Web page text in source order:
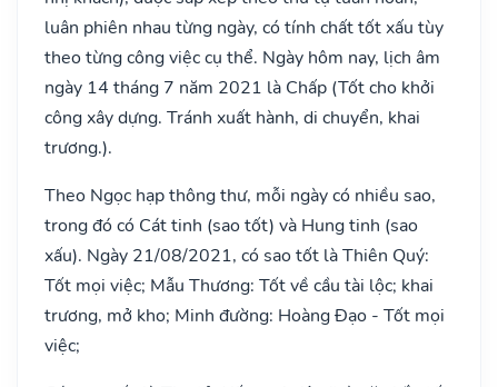
luân phiên nhau từng ngày, có tính chất tốt xấu tùy
theo từng công việc cụ thể. Ngày hôm nay, lịch âm
ngày 14 tháng 7 năm 2021 là Chấp (Tốt cho khởi
công xây dựng. Tránh xuất hành, di chuyển, khai
trương.).
Theo Ngọc hạp thông thư, mỗi ngày có nhiều sao,
trong đó có Cát tinh (sao tốt) và Hung tinh (sao
xấu). Ngày 21/08/2021, có sao tốt là Thiên Quý:
Tốt mọi việc; Mẫu Thương: Tốt về cầu tài lộc; khai
trương, mở kho; Minh đường: Hoàng Đạo - Tốt mọi
việc;